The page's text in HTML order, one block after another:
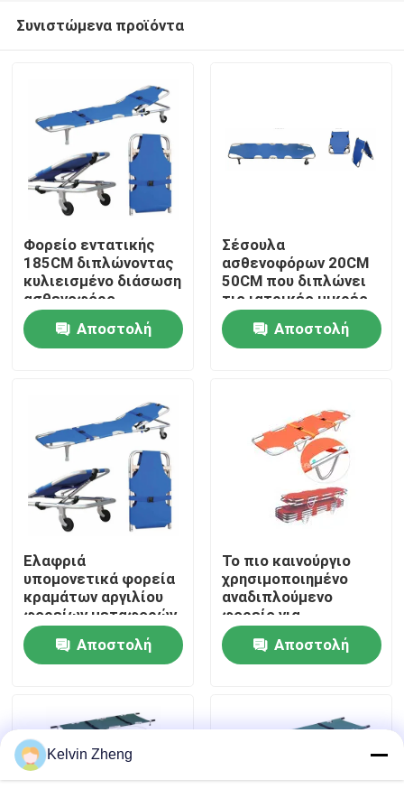
Σπίτι
Προϊόντα
Σχετικά με εμάς
Επισκέψεις στο εργοστάσιο
Έλεγχος ποιότητας
Επικοινωνήστε μαζί μας
Υποθέσεις
Συνιστώμενα προϊόντα
Φορείο εντατικής
185CM διπλώνοντας
κυλιεισμένο διάσωση
ασθενοφόρο
νοσοκομείων 60
βαθμώνΑποστολή
Σέσουλα
ασθενοφόρων 20CM
50CM που διπλώνει
τις ιατρικές μικρές
ρόδες φορείων για
το νοσοκομείο
Αποστολή
Ελαφριά
υπομονετικά φορεία
κραμάτων αργιλίου
φορείων μεταφορών
με το ιατρικό
κρεβάτι φορείων
έκτακτης ανάγκης
Αποστολή
Το πιο καινούργιο
χρησιμοποιημένο
αναδιπλούμενο
φορείο για
τραυματίες.
Αποστολή
Kelvin Zheng